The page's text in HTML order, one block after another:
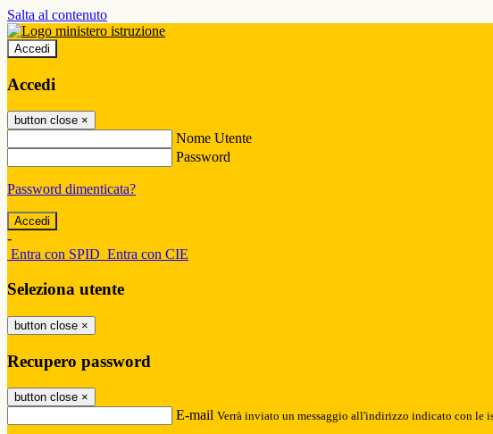
Salta al contenuto
Accedi
Accedi
button close ×
Nome Utente
Password
Password dimenticata?
-
Entra con SPID Entra con CIE
Seleziona utente
button close ×
Recupero password
button close ×
E-mail Verrà inviato un messaggio all'indirizzo indicato con le